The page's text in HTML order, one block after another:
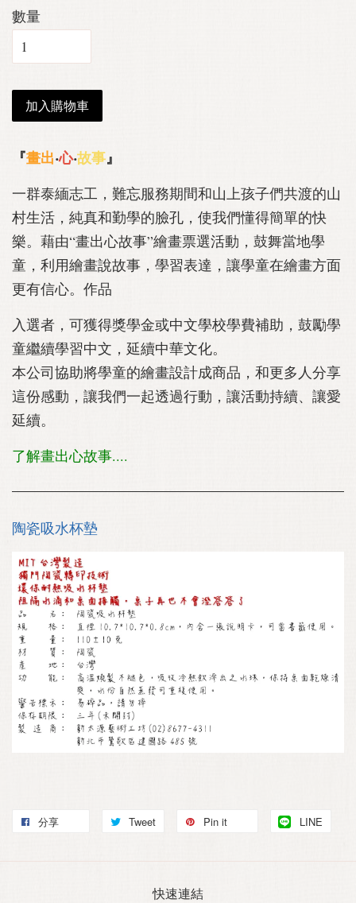
數量
加入購物車
『畫出‧心‧故事』
一群泰緬志工，難忘服務期間和山上孩子們共渡的山
村生活，純真和勤學的臉孔，使我們懂得簡單的快
樂。藉由“畫出心故事”繪畫票選活動，鼓舞當地學
童，利用繪畫說故事，學習表達，讓學童在繪畫方面
更有信心。作品
入選者，可獲得獎學金或中文學校學費補助，鼓勵學
童繼續學習中文，延續中華文化。
本公司協助將學童的繪畫設計成商品，和更多人分享
這份感動，讓我們一起透過行動，讓活動持續、讓愛
延續。
了解畫出心故事....
陶瓷吸水杯墊
分享 Tweet Pin it LINE
快速連結